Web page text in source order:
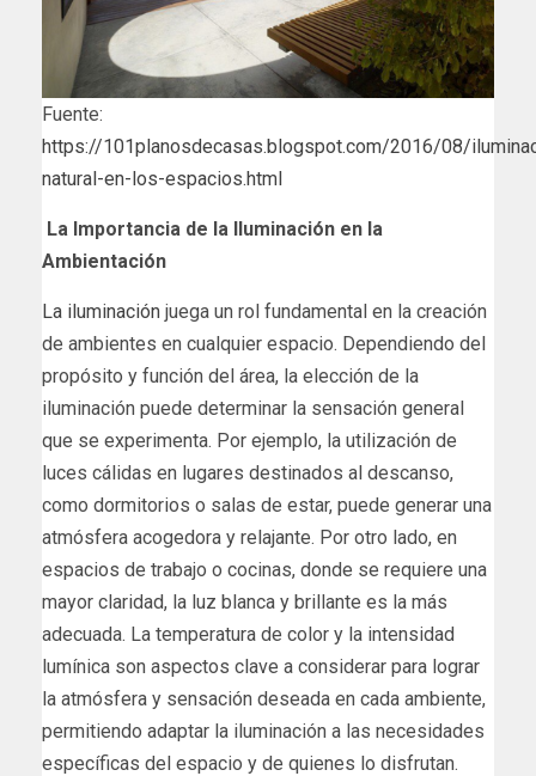
Fuente:
https://101planosdecasas.blogspot.com/2016/08/
natural-en-los-espacios.html
La Importancia de la Iluminación en la
Ambientación
La iluminación juega un rol fundamental en la creación
de ambientes en cualquier espacio. Dependiendo del
propósito y función del área, la elección de la
iluminación puede determinar la sensación general
que se experimenta. Por ejemplo, la utilización de
luces cálidas en lugares destinados al descanso,
como dormitorios o salas de estar, puede generar una
atmósfera acogedora y relajante. Por otro lado, en
espacios de trabajo o cocinas, donde se requiere una
mayor claridad, la luz blanca y brillante es la más
adecuada. La temperatura de color y la intensidad
lumínica son aspectos clave a considerar para lograr
la atmósfera y sensación deseada en cada ambiente,
permitiendo adaptar la iluminación a las necesidades
específicas del espacio y de quienes lo disfrutan.